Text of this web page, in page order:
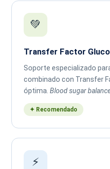
💚
Transfer Factor
Soporte especializado
combinado con Transfer
óptima. Blood sugar
✦ Recomendado
⚡